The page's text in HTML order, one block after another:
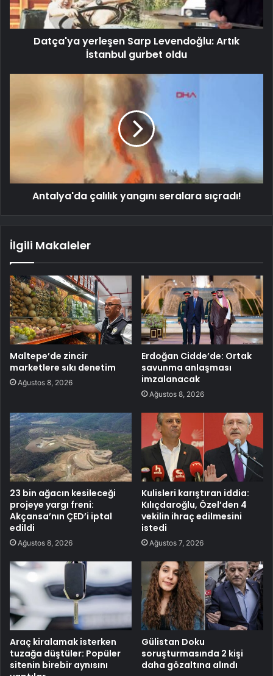
Datça'ya yerleşen Sarp Levendoğlu: Artık
İstanbul gurbet oldu
Antalya'da çalılık yangını seralara sıçradı!
İlgili Makaleler
Maltepe’de zincir
marketlere sıkı denetim
Ağustos 8, 2026
Erdoğan Cidde’de: Ortak
savunma anlaşması
imzalanacak
Ağustos 8, 2026
23 bin ağacın kesileceği
projeye yargı freni:
Akçansa’nın ÇED’i iptal
edildi
Ağustos 8, 2026
Kulisleri karıştıran iddia:
Kılıçdaroğlu, Özel’den 4
vekilin ihraç edilmesini
istedi
Ağustos 7, 2026
Araç kiralamak isterken
tuzağa düştüler: Popüler
sitenin birebir aynısını
Gülistan Doku
soruşturmasında 2 kişi
daha gözaltına alındı